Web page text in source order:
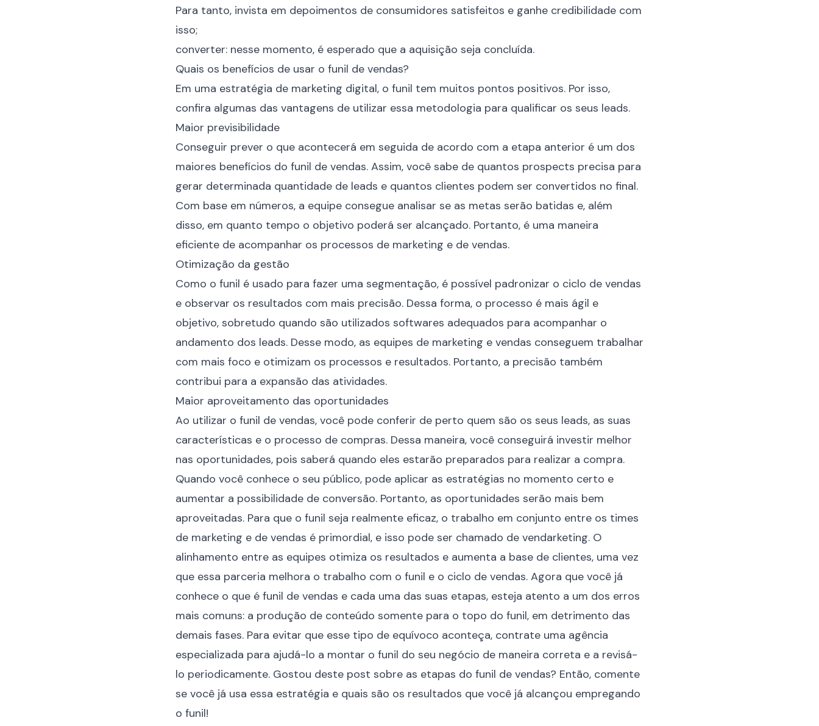
Para tanto, invista em depoimentos de consumidores satisfeitos e ganhe credibilidade com
isso;
converter: nesse momento, é esperado que a aquisição seja concluída.
Quais os benefícios de usar o funil de vendas?
Em uma estratégia de marketing digital, o funil tem muitos pontos positivos. Por isso,
confira algumas das vantagens de utilizar essa metodologia para qualificar os seus leads.
Maior previsibilidade
Conseguir prever o que acontecerá em seguida de acordo com a etapa anterior é um dos
maiores benefícios do funil de vendas. Assim, você sabe de quantos prospects precisa para
gerar determinada quantidade de leads e quantos clientes podem ser convertidos no final.
Com base em números, a equipe consegue analisar se as metas serão batidas e, além
disso, em quanto tempo o objetivo poderá ser alcançado. Portanto, é uma maneira
eficiente de acompanhar os processos de marketing e de vendas.
Otimização da gestão
Como o funil é usado para fazer uma segmentação, é possível padronizar o ciclo de vendas
e observar os resultados com mais precisão. Dessa forma, o processo é mais ágil e
objetivo, sobretudo quando são utilizados softwares adequados para acompanhar o
andamento dos leads. Desse modo, as equipes de marketing e vendas conseguem trabalhar
com mais foco e otimizam os processos e resultados. Portanto, a precisão também
contribui para a expansão das atividades.
Maior aproveitamento das oportunidades
Ao utilizar o funil de vendas, você pode conferir de perto quem são os seus leads, as suas
características e o processo de compras. Dessa maneira, você conseguirá investir melhor
nas oportunidades, pois saberá quando eles estarão preparados para realizar a compra.
Quando você conhece o seu público, pode aplicar as estratégias no momento certo e
aumentar a possibilidade de conversão. Portanto, as oportunidades serão mais bem
aproveitadas. Para que o funil seja realmente eficaz, o trabalho em conjunto entre os times
de marketing e de vendas é primordial, e isso pode ser chamado de vendarketing. O
alinhamento entre as equipes otimiza os resultados e aumenta a base de clientes, uma vez
que essa parceria melhora o trabalho com o funil e o ciclo de vendas. Agora que você já
conhece o que é funil de vendas e cada uma das suas etapas, esteja atento a um dos erros
mais comuns: a produção de conteúdo somente para o topo do funil, em detrimento das
demais fases. Para evitar que esse tipo de equívoco aconteça, contrate uma agência
especializada para ajudá-lo a montar o funil do seu negócio de maneira correta e a revisá-
lo periodicamente. Gostou deste post sobre as etapas do funil de vendas? Então, comente
se você já usa essa estratégia e quais são os resultados que você já alcançou empregando
o funil!